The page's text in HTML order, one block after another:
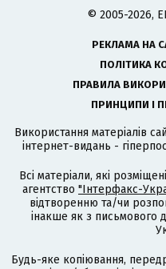
© 2005-2026,
РЕКЛАМА НА
ПОЛІТИКА
ПРАВИЛА
ПРИНЦИПИ І
Використання матеріалів
інтернет-видань -
Всі матеріали, які
агентство "Інтерфакс-
відтворенню та/чи
інакше як з письмового
Будь-яке копіювання,